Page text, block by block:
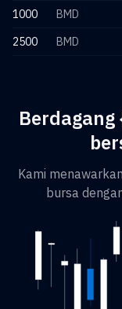
1000
BMD
2500
BMD
Berdagang
Kami
bursa